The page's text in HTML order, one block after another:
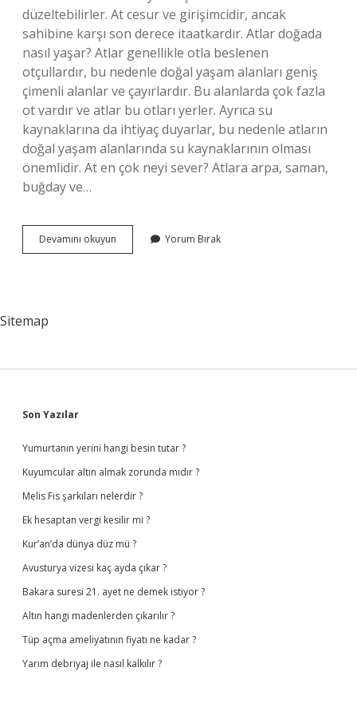
düzeltebilirler. At cesur ve girişimcidir, ancak
sahibine karşı son derece itaatkardır. Atlar doğada
nasıl yaşar? Atlar genellikle otla beslenen
otçullardır, bu nedenle doğal yaşam alanları geniş
çimenli alanlar ve çayırlardır. Bu alanlarda çok fazla
ot vardır ve atlar bu otları yerler. Ayrıca su
kaynaklarına da ihtiyaç duyarlar, bu nedenle atların
doğal yaşam alanlarında su kaynaklarının olması
önemlidir. At en çok neyi sever? Atlara arpa, saman,
buğday ve…
Devamını okuyun
Nasıl
Yorum Bırak
Sitemap
Sidebar
Son Yazılar
Yumurtanın yerini hangi besin tutar ?
Kuyumcular altın almak zorunda mıdır ?
Melis Fis şarkıları nelerdir ?
Ek hesaptan vergi kesilir mi ?
Kur’an’da dünya düz mü ?
Avusturya vizesi kaç ayda çıkar ?
Bakara suresi 21. ayet ne demek istiyor ?
Altın hangi madenlerden çıkarılır ?
Tüp açma ameliyatının fiyatı ne kadar ?
Yarım debriyaj ile nasıl kalkılır ?